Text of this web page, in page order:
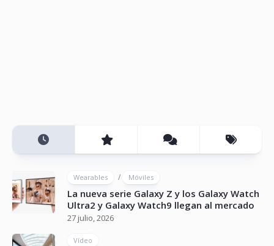
Wearables / Móviles
La nueva serie Galaxy Z y los Galaxy Watch
Ultra2 y Galaxy Watch9 llegan al mercado
27 julio, 2026
Vídeo